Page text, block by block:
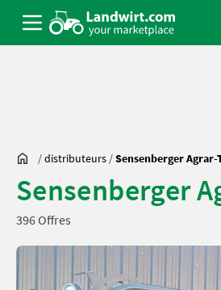
/distributeurs /Sensenberger
Sensenberger
396 Offres